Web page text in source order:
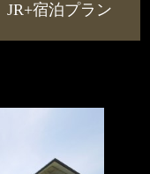
JR+宿泊プラン